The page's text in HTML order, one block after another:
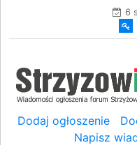
6
Dodaj ogłoszenie
Napisz